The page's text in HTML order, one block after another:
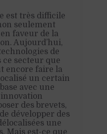
est très difficile
seulement
faveur de la
Aujourd’hui,
de
ce secteur que
encore faire la
un certain
avec une
des brevets,
développer des
une
Mais est-ce que